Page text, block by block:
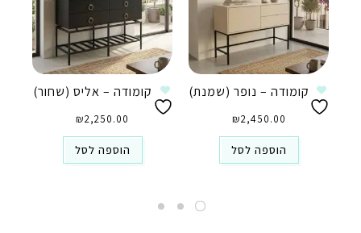
קומודה – נופר (שמנת)
₪2,450.00
הוספה לסל
קומודה – אליס (שחור)
₪2,250.00
הוספה לסל